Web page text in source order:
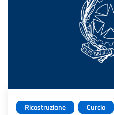
Ricostruzione
Curcio